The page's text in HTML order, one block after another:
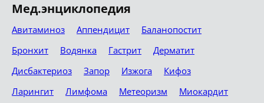
Мед.энциклопедия
Авитаминоз Аппендицит
Баланопостит
Бронхит
Водянка Гастрит
Дерматит
Дисбактериоз
Запор Изжога
Кифоз
Ларингит
Лимфома Метеоризм
Миокардит